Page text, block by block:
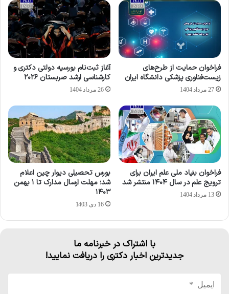
فراخوان حمایت از طرح‌های
زیست‌فناوری پزشکی دانشگاه ایران
27 مرداد 1404
آغاز ثبت‌نام بورسیه دولتی دکتری و
کارشناسی ارشد صربستان ۲۰۲۶
26 مرداد 1404
فراخوان بنیاد ملی علم ایران برای
ترویج علم در سال ۱۴۰۴ منتشر شد
13 مرداد 1404
بورس تحصیلی دیوار چین اعلام
شد؛ مهلت ارسال مدارک تا ۱ بهمن
۱۴۰۳
16 دی 1403
با اشتراک در خبرنامه ما
جدیدترین اخبار دکتری را دریافت نمایید!